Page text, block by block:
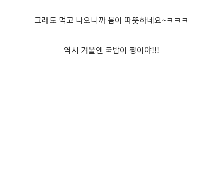
그래도 먹고 나오니까 몸이 따뜻하네요~ㅋㅋㅋ
역시 겨울엔 국밥이 짱이야!!!